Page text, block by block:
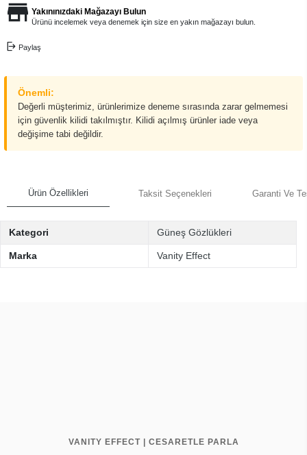
Yakınınızdaki Mağazayı Bulun
Ürünü incelemek veya denemek için size en yakın mağazayı bulun.
Paylaş
Önemli:
Değerli müşterimiz, ürünlerimize deneme sırasında zarar gelmemesi
için güvenlik kilidi takılmıştır. Kilidi açılmış ürünler iade veya
değişime tabi değildir.
Ürün Özellikleri Taksit Seçenekleri Garanti Ve
Kategori Güneş Gözlükleri
Marka Vanity Effect
VANITY EFFECT | CESARETLE PARLA